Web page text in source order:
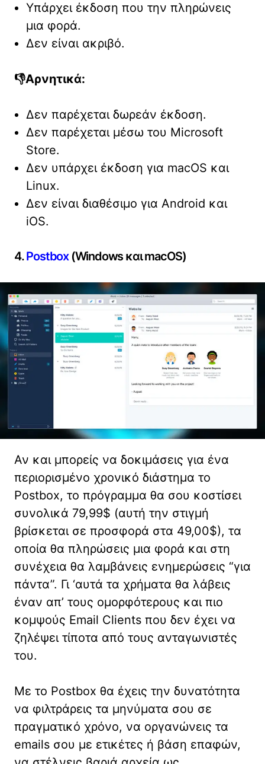
Υπάρχει έκδοση που την πληρώνεις
μια φορά.
Δεν είναι ακριβό.
👎Αρνητικά:
Δεν παρέχεται δωρεάν έκδοση.
Δεν παρέχεται μέσω του Microsoft
Store.
Δεν υπάρχει έκδοση για macOS και
Linux.
Δεν είναι διαθέσιμο για Android και
iOS.
4.Postbox(Windows και macOS)
Αν και μπορείς να δοκιμάσεις για ένα
περιορισμένο χρονικό διάστημα το
Postbox, το πρόγραμμα θα σου κοστίσει
συνολικά 79,99$ (αυτή την στιγμή
βρίσκεται σε προσφορά στα 49,00$), τα
οποία θα πληρώσεις μια φορά και στη
συνέχεια θα λαμβάνεις ενημερώσεις “για
πάντα”. Γι ‘αυτά τα χρήματα θα λάβεις
έναν απ’ τους ομορφότερους και πιο
κομψούς Email Clients που δεν έχει να
ζηλέψει τίποτα από τους ανταγωνιστές
του.
Με το Postbox θα έχεις την δυνατότητα
να φιλτράρεις τα μηνύματα σου σε
πραγματικό χρόνο, να οργανώνεις τα
emails σου με ετικέτες ή βάση επαφών,